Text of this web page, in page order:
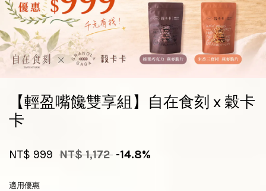
【輕盈嘴饞雙享組】自在食刻 x 穀卡
卡
NT$ 999 NT$ 1,172 -14.8%
適用優惠